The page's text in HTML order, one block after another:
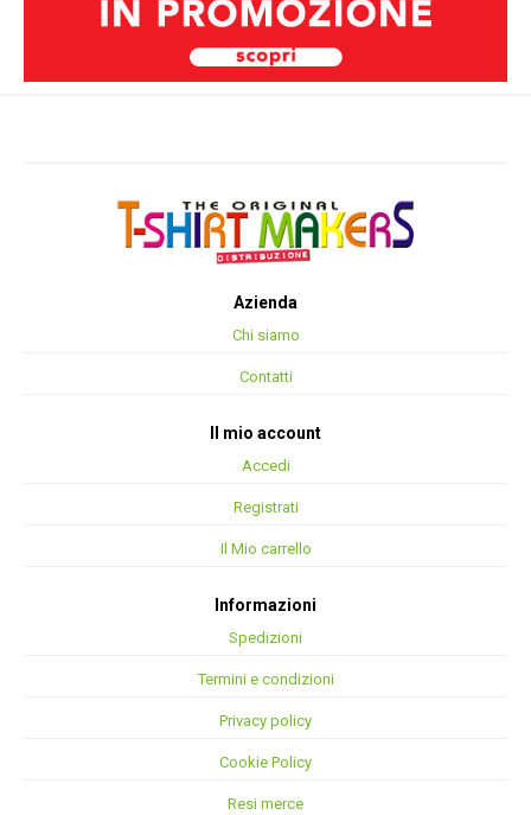
Azienda
Chi siamo
Contatti
Il mio account
Accedi
Registrati
Il Mio carrello
Informazioni
Spedizioni
Termini e condizioni
Privacy policy
Cookie Policy
Resi merce